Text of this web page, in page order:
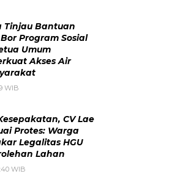
Tinjau Bantuan
Program Sosial
Umum
Akses Air
WIB
CV Lae
Protes: Warga
Legalitas HGU
Lahan
WIB